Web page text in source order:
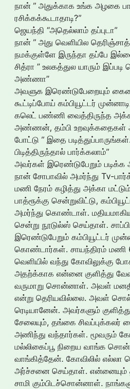
நான் ” அதுக்காக உங்க அழகை
ரசிக்கக்கூடாதாடி?”
ஜெயந்தி “அதெல்லாம் தப்புடா”
நான் ” அது வெளியில
நமக்குள்ளே இருந்தா தப்பே
சித்ரா ” உலகத்துல யாரும்
அண்ணா”
அவளுக இரெண்டுபேறையும்
கூட்டிப்போய் கம்பியூட்டர்
கலெட் பண்ணி வைத்திருந்த
அண்ணன், தம்பி உறவுக்கதைகள்
போட்டு ” இதை
பிடித்திருந்தால் பார்க்கலாம்”
அவர்கள் இரெண்டுபேறும் படிக்க
நான் சோபாவில் அமர்ந்து Tv-
மணி நேரம் கழித்து அக்கா
பாத்ரூக்கு சென்றுவிட்டு,
அமர்ந்து கொண்டாள்.
சென்று நூடுல்ஸ் செய்தாள்.
இரெண்டுபேறும் கம்பியூட்டர்
கொண்டார்கள். சாயந்திரம் மணி
வெளியில் வந்து கோவிலுக்கு
அதற்க்காக என்னை குளித்து
வருமாறு சொன்னாள். அவள்
என்று தெரியவில்லை. அவள்
ரெடியானேன். அவர்களும்
சேலையும், தங்கை சிவப்புக்கலர்
அணிந்து வந்தார்கள். மூவரும்
மல்லிகைப்பூ நிறைய வாங்க
வாங்கித்தேன். கோவிலில் எல்லா
அர்ச்சனை செய்தாள். என்னையும்
சாமி கும்பிடச்சொன்னாள்.